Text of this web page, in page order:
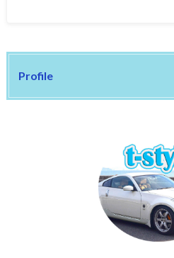
Profile